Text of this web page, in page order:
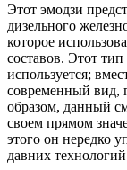
Этот эмодзи
дизельного
которое
составов. Этот тип
используется;
современный вид,
образом, данный
своем прямом
этого он нередко
давних